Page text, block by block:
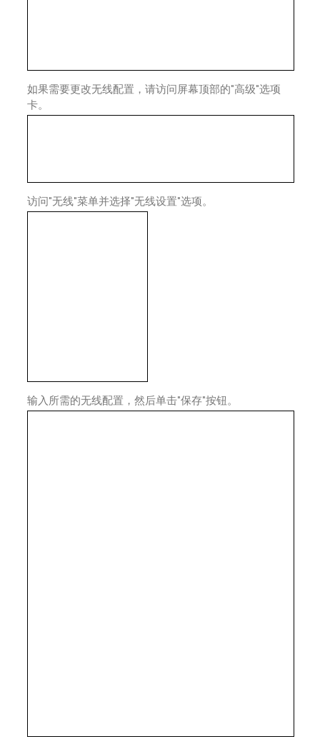
如果需要更改无线配置，请访问屏幕顶部的"高级"选项
卡。
访问"无线"菜单并选择"无线设置"选项。
输入所需的无线配置，然后单击"保存"按钮。